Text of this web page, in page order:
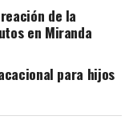
de la
en Miranda
para hijos